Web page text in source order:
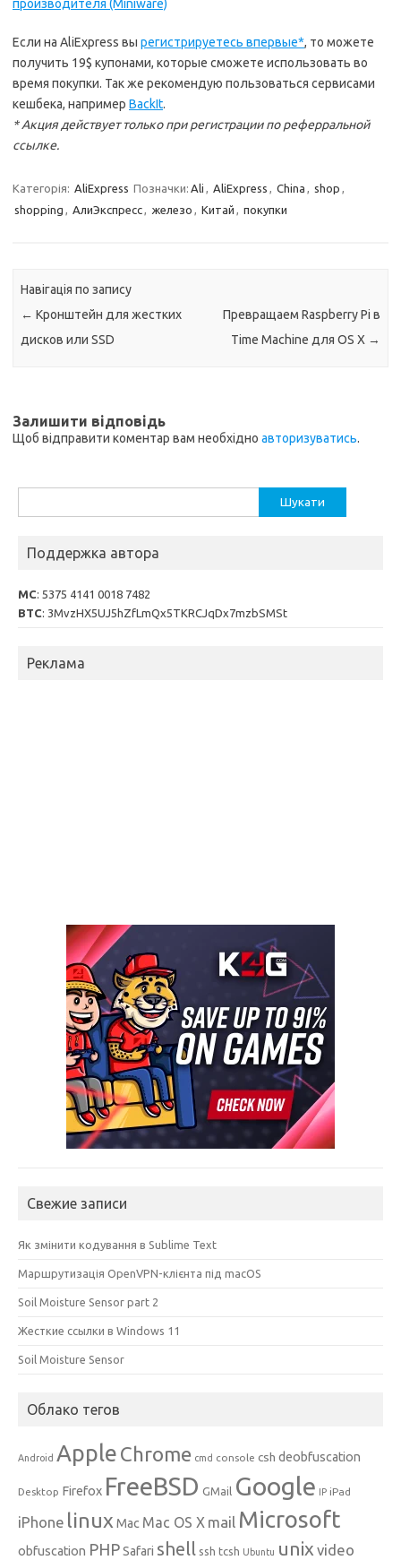
производителя (Miniware)
Если на AliExpress вы регистрируетесь впервые*, то можете
получить 19$ купонами, которые сможете использовать во
время покупки. Так же рекомендую пользоваться сервисами
кешбека, например BackIt.
* Акция действует только при регистрации по реферральной
ссылке.
Категорія: AliExpress Позначки: Ali , AliExpress , China , shop ,
shopping , АлиЭкспресс, железо , Китай , покупки
Навігація по запису
← Кронштейн для жестких
дисков или SSD
Превращаем Raspberry Pi в
Time Machine для OS X →
Залишити відповідь
Щоб відправити коментар вам необхідно авторизуватись.
Поддержка автора
MC: 5375 4141 0018 7482
BTC: 3MvzHX5UJ5hZfLmQx5TKRCJqDx7mzbSMSt
Реклама
Свежие записи
Як змінити кодування в Sublime Text
Маршрутизація OpenVPN-клієнта під macOS
Soil Moisture Sensor part 2
Жесткие ссылки в Windows 11
Soil Moisture Sensor
Облако тегов
Android Apple Chrome cmd console csh deobfuscation
Desktop Firefox FreeBSD GMail Google IP iPad
iPhone linux Mac Mac OS X mail Microsoft
obfuscation PHPSafari shell ssh tcsh Ubuntu unix video